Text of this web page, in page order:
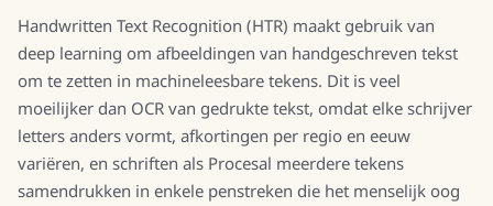
Handwritten Text Recognition (HTR) maakt gebruik van
deep learning om afbeeldingen van handgeschreven tekst
om te zetten in machineleesbare tekens. Dit is veel
moeilijker dan OCR van gedrukte tekst, omdat elke schrijver
letters anders vormt, afkortingen per regio en eeuw
variëren, en schriften als Procesal meerdere tekens
samendrukken in enkele penstreken die het menselijk oog